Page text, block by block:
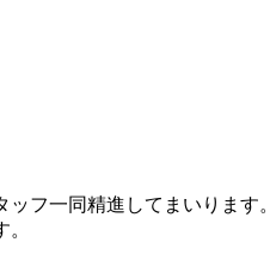
フ一同精進してまいります。